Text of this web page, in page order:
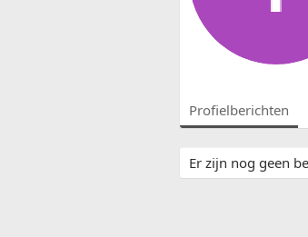
Profielberichten
Er zijn nog geen